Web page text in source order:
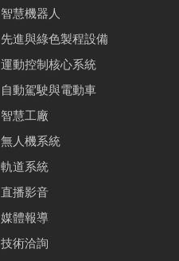
智慧機器人
先進與綠色製程設備
運動控制核心系統
自動駕駛與電動車
智慧工廠
無人機系統
軌道系統
直播影音
媒體報導
技術洽詢